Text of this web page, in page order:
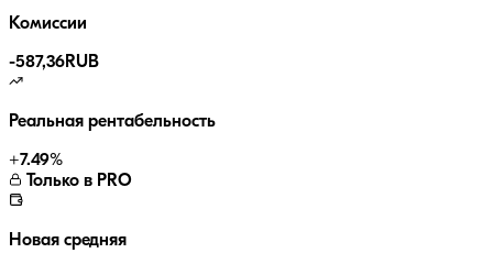
Комиссии
-587,36RUB
Реальная рентабельность
+7.49%
Только в PRO
Новая средняя